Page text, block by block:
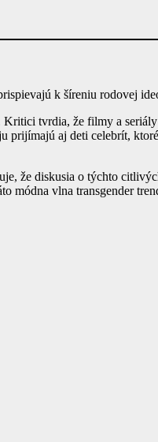
k šíreniu rodovej
Kritici tvrdia, že filmy a
aj deti celebrít,
že diskusia o týchto
módna vlna transgender